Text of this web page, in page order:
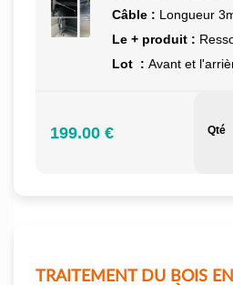
Câble : Longueur
Le + produit :
Lot : Avant et
199.00 € Qté
TRAITEMENT DU BOIS